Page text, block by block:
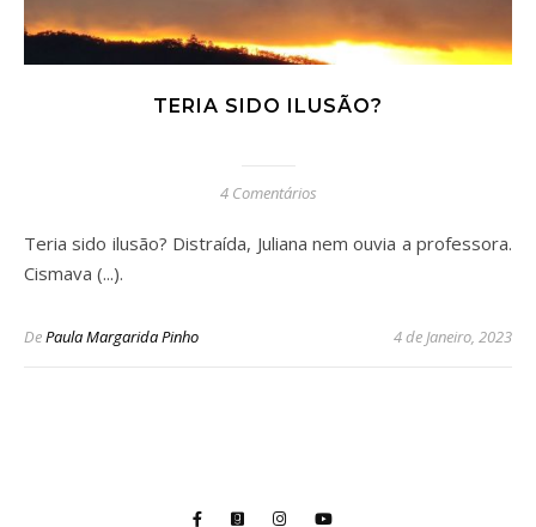
TERIA SIDO ILUSÃO?
4 Comentários
Teria sido ilusão? Distraída, Juliana nem ouvia a professora.
Cismava (...).
DePaula Margarida Pinho 4 de Janeiro, 2023